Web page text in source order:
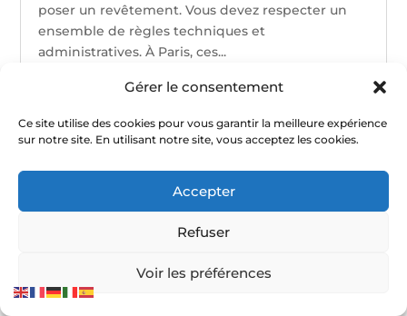
Gérer le consentement
Ce site utilise des cookies pour vous garantir la meilleure expérience
sur notre site. En utilisant notre site, vous acceptez les cookies.
Accepter
Refuser
Voir les préférences
poser un revêtement. Vous devez respecter un
ensemble de règles techniques et
administratives. À Paris, ces...